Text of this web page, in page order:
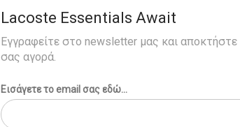
Lacoste Essentials Await
Εγγραφείτε στο newsletter μας και αποκτήστε
σας αγορά.
Εισάγετε το email σας εδώ...